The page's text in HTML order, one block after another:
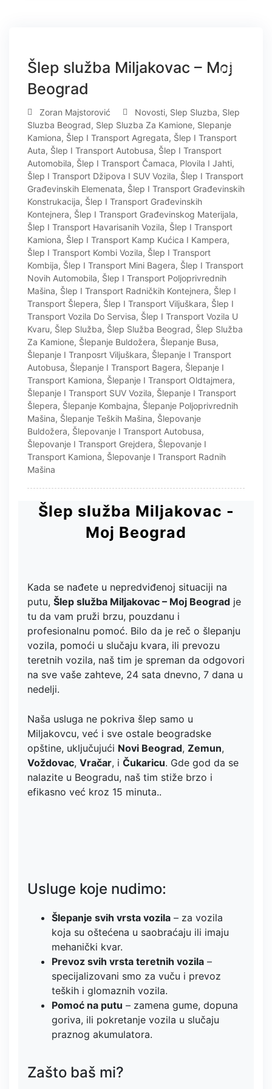
FEB
Šlep služba Miljakovac – Moj
Beograd
Zoran Majstorović Novosti, Slep Sluzba, Slep
Sluzba Beograd, Slep Sluzba Za Kamione, Slepanje
Kamiona, Šlep I Transport Agregata, Šlep I Transport
Auta, Šlep I Transport Autobusa, Šlep I Transport
Automobila, Šlep I Transport Čamaca, Plovila I Jahti,
Šlep I Transport Džipova I SUV Vozila, Šlep I Transport
Građevinskih Elemenata, Šlep I Transport Građevinskih
Konstrukacija, Šlep I Transport Građevinskih
Kontejnera, Šlep I Transport Građevinskog Materijala,
Šlep I Transport Havarisanih Vozila, Šlep I Transport
Kamiona, Šlep I Transport Kamp Kućica I Kampera,
Šlep I Transport Kombi Vozila, Šlep I Transport
Kombija, Šlep I Transport Mini Bagera, Šlep I Transport
Novih Automobila, Šlep I Transport Poljoprivrednih
Mašina, Šlep I Transport Radničkih Kontejnera, Šlep I
Transport Šlepera, Šlep I Transport Viljuškara, Šlep I
Transport Vozila Do Servisa, Šlep I Transport Vozila U
Kvaru, Šlep Služba, Šlep Služba Beograd, Šlep Služba
Za Kamione, Šlepanje Buldožera, Šlepanje Busa,
Šlepanje I Tranposrt Viljuškara, Šlepanje I Transport
Autobusa, Šlepanje I Transport Bagera, Šlepanje I
Transport Kamiona, Šlepanje I Transport Oldtajmera,
Šlepanje I Transport SUV Vozila, Šlepanje I Transport
Šlepera, Šlepanje Kombajna, Šlepanje Poljoprivrednih
Mašina, Šlepanje Teških Mašina, Šlepovanje
Buldožera, Šlepovanje I Transport Autobusa,
Šlepovanje I Transport Grejdera, Šlepovanje I
Transport Kamiona, Šlepovanje I Transport Radnih
Mašina
Šlep služba Miljakovac -
Moj Beograd
Kada se nađete u nepredviđenoj situaciji na
putu, Šlep služba Miljakovac – Moj Beograd je
tu da vam pruži brzu, pouzdanu i
profesionalnu pomoć. Bilo da je reč o šlepanju
vozila, pomoći u slučaju kvara, ili prevozu
teretnih vozila, naš tim je spreman da odgovori
na sve vaše zahteve, 24 sata dnevno, 7 dana u
nedelji.
Naša usluga ne pokriva šlep samo u
Miljakovcu, već i sve ostale beogradske
opštine, uključujući Novi Beograd, Zemun,
Voždovac, Vračar, i Čukaricu. Gde god da se
nalazite u Beogradu, naš tim stiže brzo i
efikasno već kroz 15 minuta..
Usluge koje nudimo:
Šlepanje svih vrsta vozila – za vozila
koja su oštećena u saobraćaju ili imaju
mehanički kvar.
Prevoz svih vrsta teretnih vozila –
specijalizovani smo za vuču i prevoz
teških i glomaznih vozila.
Pomoć na putu – zamena gume, dopuna
goriva, ili pokretanje vozila u slučaju
praznog akumulatora.
Zašto baš mi?